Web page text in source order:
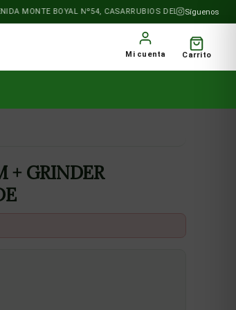
MONTE BOYAL Nº54, CASARRUBIOS DEL MONTESíguenos
Mi cuenta Carrito
+ GRINDER